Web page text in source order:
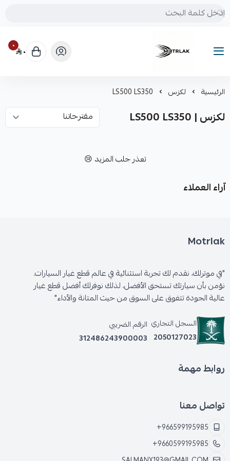
Motrlak
٠ ٠
الرئيسية لكزس LS500 LS350
لكزس | LS500 LS350
تعذر جلب المزيد 😢
آراء العملاء
Motrlak
"في موترلك، نقدم لك تجربة استثنائية في عالم قطع غيار السيارات.
نؤمن بأن سيارتك تستحق الأفضل، لذلك نوفرلك أفضل قطع غيار
عالية الجودة تتفوق على السوق من حيث المتانة والأداء"
السجل التجاري
2050127023
الرقم الضريبي
312486243900003
روابط مهمة
تواصل معنا
+966599195985
+9660599195985